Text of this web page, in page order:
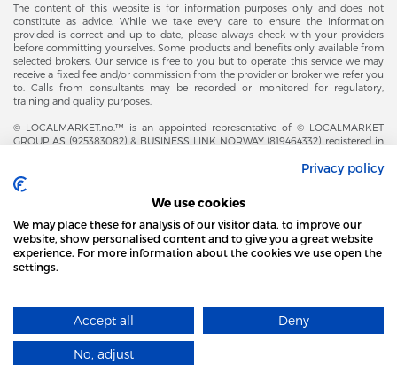
The content of this website is for information purposes only and does not
constitute as advice. While we take every care to ensure the information
provided is correct and up to date, please always check with your providers
before committing yourselves. Some products and benefits only available from
selected brokers. Our service is free to you but to operate this service we may
receive a fixed fee and/or commission from the provider or broker we refer you
to. Calls from consultants may be recorded or monitored for regulatory,
training and quality purposes.
© LOCALMARKET.no.™ is an appointed representative of © LOCALMARKET
GROUP AS (925383082) & BUSINESS LINK NORWAY (819464332) registered in
Brønnøysundregistrene. Financial & Insurance Services and Markets Authority,
and subject to limited regulation by the Financial Conduct Authority. Head
Office Adresse: Karenslyst Alle 4, 0278 Oslo – Skøyen. Post Adresse: Postboks
358, 0213 Oslo, Norway. Email Contact: post@localmarket.no. Office Contact: +
47 23 89 88 63 © Copyright 2016-2026 The LOCALMARKET GROUP ™.
DODATKOWO OD ZESPOŁU LOCALMARKET |
Designed and Developed by
STRONA LOCAL MARKET WYKORZYSTUJE PLIKI
DOWIEDZ SIĘ WIĘCEJ
Privacy policy
We use cookies
We may place these for analysis of our visitor data, to improve our
website, show personalised content and to give you a great website
experience. For more information about the cookies we use open the
settings.
Accept all Deny
No, adjust